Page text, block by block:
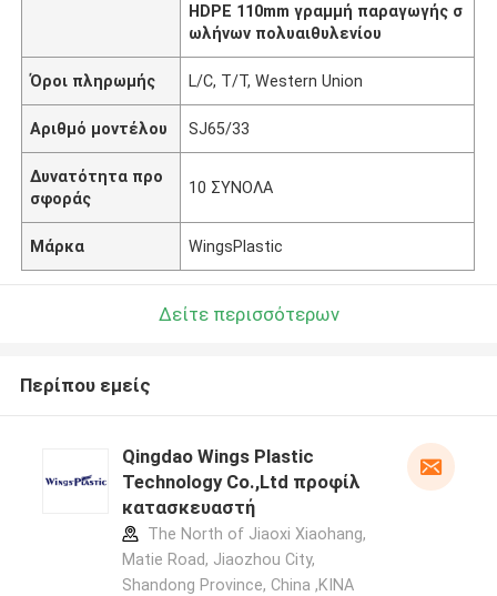
HDPE 110mm γραμμή παραγωγής σ
ωλήνων πολυαιθυλενίου
Όροι πληρωμής L/C, T/T, Western Union
Αριθμό μοντέλου SJ65/33
Δυνατότητα προ
σφοράς
10 ΣΥΝΟΛΑ
Μάρκα WingsPlastic
Δείτε περισσότερων
Περίπου εμείς
Qingdao Wings Plastic
Technology Co.,Ltd προφίλ
κατασκευαστή
The North of Jiaoxi Xiaohang,
Matie Road, Jiaozhou City,
Shandong Province, China ,ΚΙΝΑ